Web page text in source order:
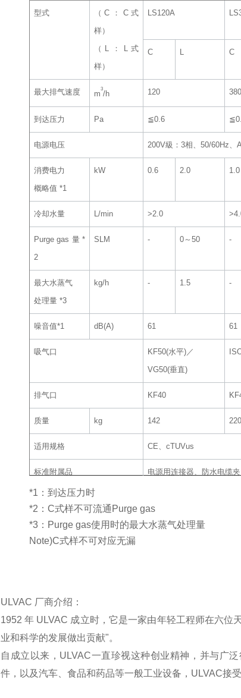
型式
（C：C式
样）
（L：L式
样）
LS120A
C L C
最大排气速度 m
3
/h 120 380
到达压力 Pa ≦0.6
电源电压 200V級：3相、50/60Hz
消费电力
概略值 *1
kW 0.6 2.0 1.0
冷却水量 L/min >2.0
Purge gas 量 *
2
SLM ‐ 0～50 ‐
最大水蒸气
处理量 *3
kg/h ‐ 1.5 ‐
噪音值*1 dB(A) 61 61
吸气口
KF50(水平)／
VG50(垂直)
排气口 KF40
质量 kg 142 220
适用规格 CE、cTUVus
标准附属品 电源用连接器、防水电缆
本体选配件
外部选配件
MBP吸气口变换Flange、
*1：到达压力时
*2：C式样不可流通Purge gas
*3：Purge gas使用时的最大水蒸气处理量
Note)C式样不可对应无漏
ULVAC 厂商介绍：
1952 年 ULVAC 成立时，它是一家由年轻工程师在六位
业和科学的发展做出贡献"。
自成立以来，ULVAC一直珍视这种创业精神，并与广
件，以及汽车、食品和药品等一般工业设备，ULVAC接